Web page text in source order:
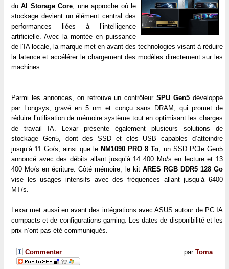
duAI Storage Core, une approche où le
stockage devient un élément central des
performances liées à l’intelligence
artificielle. Avec la montée en puissance
de l’IA locale, la marque met en avant des technologies visant à réduire
la latence et accélérer le chargement des modèles directement sur les
machines.
Parmi les annonces, on retrouve un contrôleurSPU Gen5 développé
par Longsys, gravé en 5 nm et conçu sans DRAM, qui promet de
réduire l’utilisation de mémoire système tout en optimisant les charges
de travail IA. Lexar présente également plusieurs solutions de
stockage Gen5, dont des SSD et clés USB capables d’atteindre
jusqu’à 11 Go/s, ainsi que le NM1090 PRO 8 To, un SSD PCIe Gen5
annoncé avec des débits allant jusqu’à 14 400 Mo/s en lecture et 13
400 Mo/s en écriture. Côté mémoire, le kit ARES RGB DDR5 128 Go
vise les usages intensifs avec des fréquences allant jusqu’à 6400
MT/s.
Lexar met aussi en avant des intégrations avec ASUS autour de PC IA
compacts et de configurations gaming. Les dates de disponibilité et les
prix n’ont pas été communiqués.
par Toma
Commenter